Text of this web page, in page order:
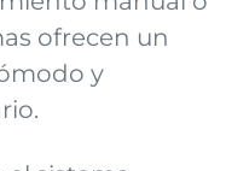
ofrecen un
y